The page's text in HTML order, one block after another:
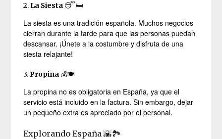
2. La Siesta 😴🛏️
La siesta es una tradición española. Muchos negocios
cierran durante la tarde para que las personas puedan
descansar. ¡Únete a la costumbre y disfruta de una
siesta relajante!
3.Propina 💰🍽️
La propina no es obligatoria en España, ya que el
servicio está incluido en la factura. Sin embargo, dejar
un pequeño extra es apreciado por el personal.
Explorando España 🌇🏞️